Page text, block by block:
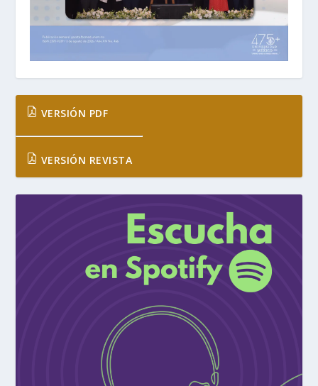
VERSIÓN PDF
VERSIÓN REVISTA